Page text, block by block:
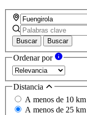
Buscar Buscar
Ordenar por
Distancia
A menos de 10 km
A menos de 25 km